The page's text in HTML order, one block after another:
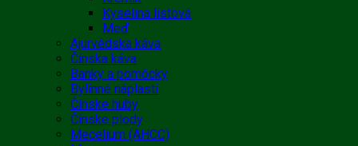
Kyselina listová
Meď
Ajurvédska káva
Čínska káva
Banky a pomôcky
Bylinné náplasti
Čínske huby
Čínske plody
Mecelium (AHCC)